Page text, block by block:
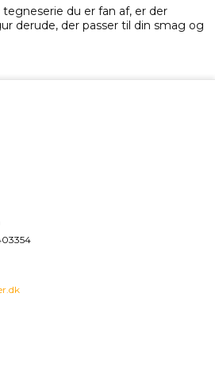
du er fan af, er der
derude, der passer til din smag og